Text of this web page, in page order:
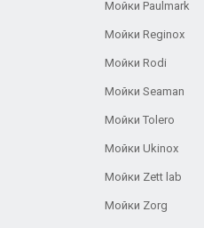
Мойки Paulmark
Мойки Reginox
Мойки Rodi
Мойки Seaman
Мойки Tolero
Мойки Ukinox
Мойки Zett lab
Мойки Zorg